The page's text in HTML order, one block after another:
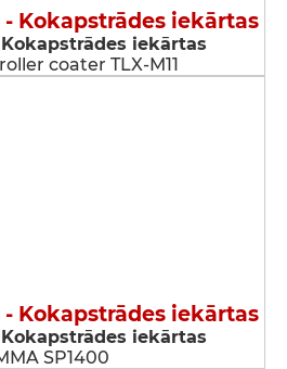
Kokapstrādes iekārtas
iekārtas
coater TLX-M11
Kokapstrādes iekārtas
iekārtas
SP1400